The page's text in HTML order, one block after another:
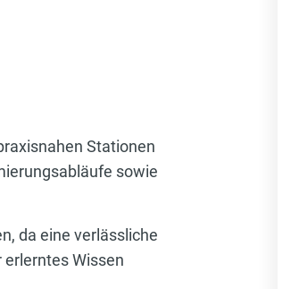
Stationen
sowie
da eine verlässliche
Wissen